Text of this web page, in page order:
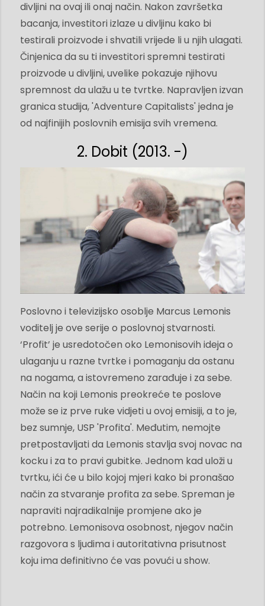
divljini na ovaj ili onaj način. Nakon završetka
bacanja, investitori izlaze u divljinu kako bi
testirali proizvode i shvatili vrijede li u njih ulagati.
Činjenica da su ti investitori spremni testirati
proizvode u divljini, uvelike pokazuje njihovu
spremnost da ulažu u te tvrtke. Napravljen izvan
granica studija, 'Adventure Capitalists' jedna je
od najfinijih poslovnih emisija svih vremena.
2. Dobit (2013. -)
Poslovno i televizijsko osoblje Marcus Lemonis
voditelj je ove serije o poslovnoj stvarnosti.
‘Profit’ je usredotočen oko Lemonisovih ideja o
ulaganju u razne tvrtke i pomaganju da ostanu
na nogama, a istovremeno zarađuje i za sebe.
Način na koji Lemonis preokreće te poslove
može se iz prve ruke vidjeti u ovoj emisiji, a to je,
bez sumnje, USP 'Profita'. Međutim, nemojte
pretpostavljati da Lemonis stavlja svoj novac na
kocku i za to pravi gubitke. Jednom kad uloži u
tvrtku, ići će u bilo kojoj mjeri kako bi pronašao
način za stvaranje profita za sebe. Spreman je
napraviti najradikalnije promjene ako je
potrebno. Lemonisova osobnost, njegov način
razgovora s ljudima i autoritativna prisutnost
koju ima definitivno će vas povući u show.